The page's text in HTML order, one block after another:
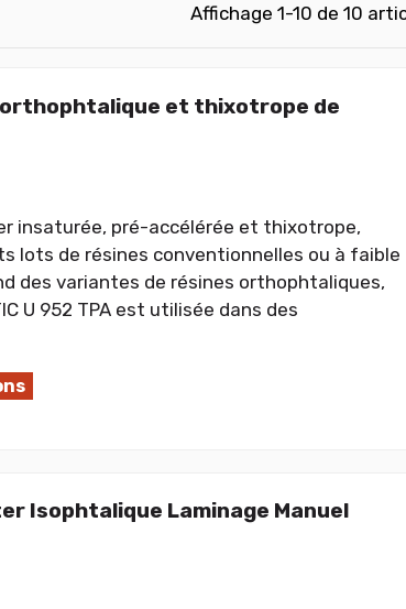
Affichage 1-10 de 10
et thixotrope de
insaturée, pré-accélérée et thixotrope,
lots de résines conventionnelles ou à faible
des variantes de résines orthophtaliques,
U 952 TPA est utilisée dans des
Isophtalique Laminage Manuel